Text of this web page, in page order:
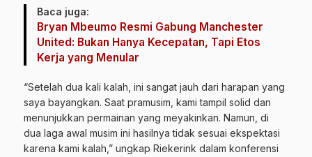
Baca juga:
Bryan Mbeumo Resmi Gabung Manchester
United: Bukan Hanya Kecepatan, Tapi Etos
Kerja yang Menular
“Setelah dua kali kalah, ini sangat jauh dari harapan yang
saya bayangkan. Saat pramusim, kami tampil solid dan
menunjukkan permainan yang meyakinkan. Namun, di
dua laga awal musim ini hasilnya tidak sesuai ekspektasi
karena kami kalah,” ungkap Riekerink dalam konferensi